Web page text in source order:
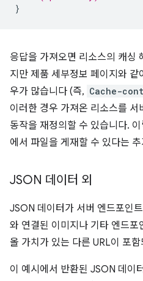
}
응답을 가져오면 리소스의 캐싱
지만 제품 세부정보 페이지와
우가 많습니다 (즉, Cache-
이러한 경우 가져온 리소스를 서
동작을 재정의할 수 있습니다.
에서 파일을 게재할 수 있다는
JSON 데이터 외
JSON 데이터가 서버 엔드포인
와 연결된 이미지나 기타 엔드포
올 가치가 있는 다른 URL이 포
이 예시에서 반환된 JSON 데이